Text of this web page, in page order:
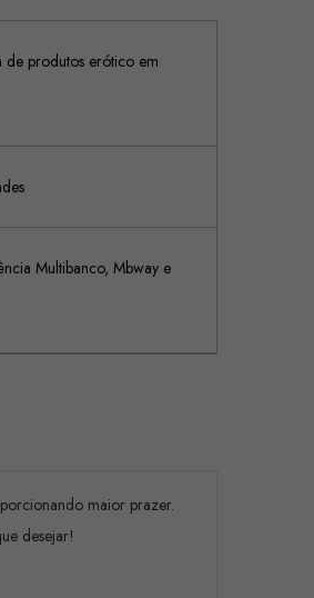
de produtos erótico em
Multibanco, Mbway e
maior prazer.
desejar!